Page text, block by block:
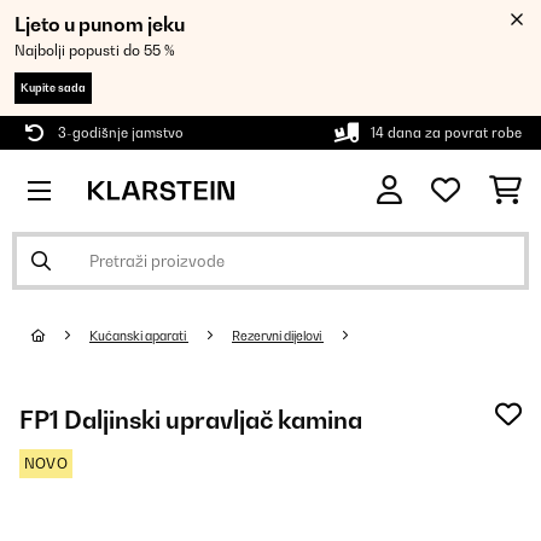
Ljeto u punom jeku
Najbolji popusti do 55 %
Kupite sada
3-godišnje jamstvo 14 dana za povrat robe
Kućanski aparati Rezervni dijelovi
FP1 Daljinski upravljač kamina
NOVO